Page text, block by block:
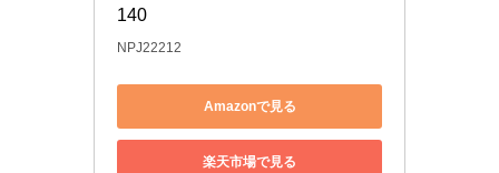
140
NPJ22212
Amazonで見る
楽天市場で見る